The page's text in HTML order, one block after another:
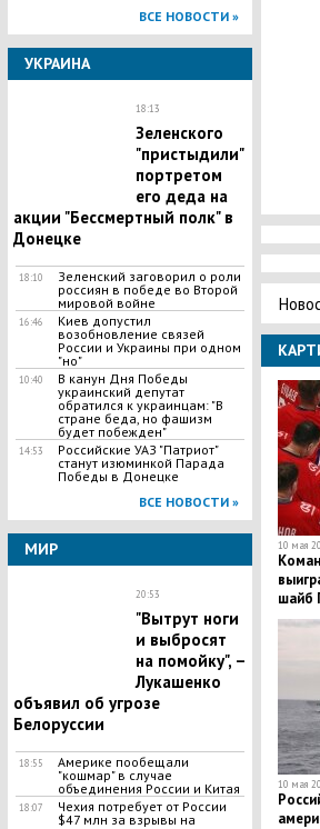
ВСЕ НОВОСТИ »
УКРАИНА
18:13
Зеленского
"пристыдили"
портретом
его деда на
акции "Бессмертный полк" в
Донецке
18:10
Зеленский заговорил о роли
россиян в победе во Второй
мировой войне
16:46
Киев допустил
возобновление связей
России и Украины при одном
"но"
10:40
В канун Дня Победы
украинский депутат
обратился к украинцам: "В
стране беда, но фашизм
будет побежден"
14:53
​Российские УАЗ "Патриот"
станут изюминкой Парада
Победы в Донецке
ВСЕ НОВОСТИ »
МИР
20:53
"Вытрут ноги
и выбросят
на помойку", –
Лукашенко
объявил об угрозе
Белоруссии
18:55
Америке пообещали
"кошмар" в случае
объединения России и Китая
18:07
Чехия потребует от России
$47 млн за взрывы на
10 мая
шайб
10 мая